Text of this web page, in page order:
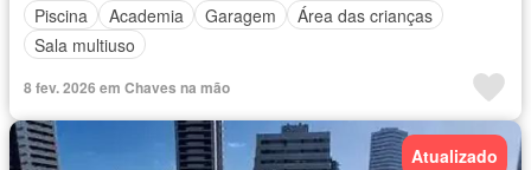
Piscina
Academia Garagem
Área das crianças
Sala multiuso
8 fev. 2026 em Chaves na mão
Atualizado